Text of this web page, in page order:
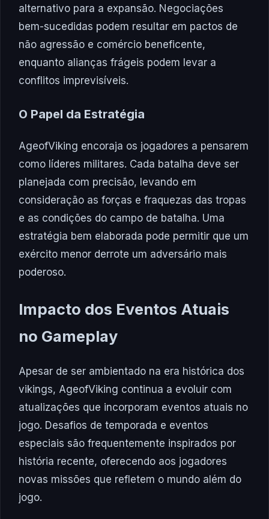
alternativo para a expansão. Negociações
bem-sucedidas podem resultar em pactos de
não agressão e comércio beneficente,
enquanto alianças frágeis podem levar a
conflitos imprevisíveis.
O Papel da Estratégia
AgeofViking encoraja os jogadores a pensarem
como líderes militares. Cada batalha deve ser
planejada com precisão, levando em
consideração as forças e fraquezas das tropas
e as condições do campo de batalha. Uma
estratégia bem elaborada pode permitir que um
exército menor derrote um adversário mais
poderoso.
Impacto dos Eventos Atuais
no Gameplay
Apesar de ser ambientado na era histórica dos
vikings, AgeofViking continua a evoluir com
atualizações que incorporam eventos atuais no
jogo. Desafios de temporada e eventos
especiais são frequentemente inspirados por
história recente, oferecendo aos jogadores
novas missões que refletem o mundo além do
jogo.